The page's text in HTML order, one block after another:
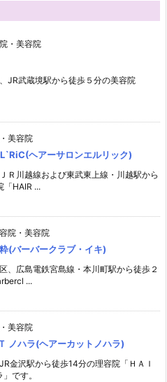
・美容院
JR武蔵境駅から徒歩５分の美容院
美容院
ヘアーサロンエルリック)
Ｒ川越線および東武東上線・川越駅から
「HAIR ...
院・美容院
バーバークラブ・イキ)
、広島電鉄宮島線・本川町駅から徒歩２
...
美容院
ノハラ(ヘアーカットノハラ)
金沢駅から徒歩14分の理容院「ＨＡＩ
です。